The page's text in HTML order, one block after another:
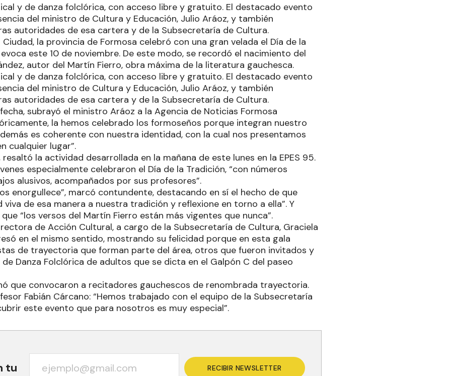
y de danza folclórica, con acceso libre y gratuito. El destacado evento
del ministro de Cultura y Educación, Julio Aráoz, y también
autoridades de esa cartera y de la Subsecretaría de Cultura.
la provincia de Formosa celebró con una gran velada el Día de la
este 10 de noviembre. De este modo, se recordó el nacimiento del
autor del Martín Fierro, obra máxima de la literatura gauchesca.
y de danza folclórica, con acceso libre y gratuito. El destacado evento
del ministro de Cultura y Educación, Julio Aráoz, y también
autoridades de esa cartera y de la Subsecretaría de Cultura.
subrayó el ministro Aráoz a la Agencia de Noticias Formosa
la hemos celebrado los formoseños porque integran nuestro
es coherente con nuestra identidad, con la cual nos presentamos
cualquier lugar”.
la actividad desarrollada en la mañana de este lunes en la EPES 95.
especialmente celebraron el Día de la Tradición, “con números
alusivos, acompañados por sus profesores”.
enorgullece”, marcó contundente, destacando en sí el hecho de que
viva de esa manera a nuestra tradición y reflexione en torno a ella”. Y
“los versos del Martín Fierro están más vigentes que nunca”.
de Acción Cultural, a cargo de la Subsecretaría de Cultura, Graciela
en el mismo sentido, mostrando su felicidad porque en esta gala
de trayectoria que forman parte del área, otros que fueron invitados y
Danza Folclórica de adultos que se dicta en el Galpón C del paseo
que convocaron a recitadores gauchescos de renombrada trayectoria.
Fabián Cárcano: “Hemos trabajado con el equipo de la Subsecretaría
este evento que para nosotros es muy especial”.
tu RECIBIR NEWSLETTER